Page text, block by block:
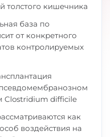
толстого кишечника
база по
от конкретного
контролируемых
Clostridium difficile
как
воздействия на